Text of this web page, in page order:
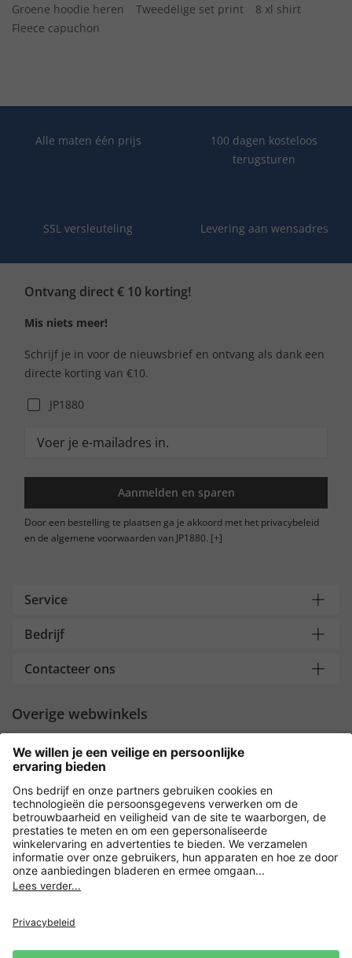
Groene hoodie heren
Tweedelige set print
8 xl shirt
Fleece capuchon
Alle maten één prijs
100 dagen kosteloos
terugsturen
SSL versleuteling Levering aan wensadres
Ontvang direct € 10 korting!
Mis niets meer!
Schrijf je in voor de nieuwsbrief en ontvang als dank een
directe korting van €10.
JP1880
Aanmelden en sparen
Door een bestelling te plaatsen ga je akkoord met het privacybeleid
en de algemene voorwaarden van JP1880. [+]
Service
Bedrijf
Contacteer ons
Overige webwinkels
Nederland
Payment and Delivery
Versleuteling met